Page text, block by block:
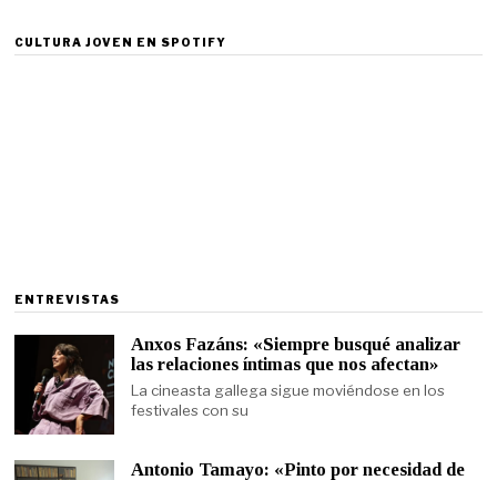
CULTURA JOVEN EN SPOTIFY
ENTREVISTAS
Anxos Fazáns: «Siempre busqué analizar
las relaciones íntimas que nos afectan»
La cineasta gallega sigue moviéndose en los
festivales con su
Antonio Tamayo: «Pinto por necesidad de